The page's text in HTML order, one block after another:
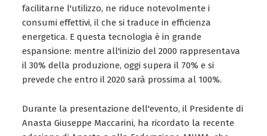
facilitarne l'utilizzo, ne riduce notevolmente i
consumi effettivi, il che si traduce in efficienza
energetica. E questa tecnologia è in grande
espansione: mentre all'inizio del 2000 rappresentava
il 30% della produzione, oggi supera il 70% e si
prevede che entro il 2020 sarà prossima al 100%.
Durante la presentazione dell'evento, il Presidente di
Anasta Giuseppe Maccarini, ha ricordato la recente